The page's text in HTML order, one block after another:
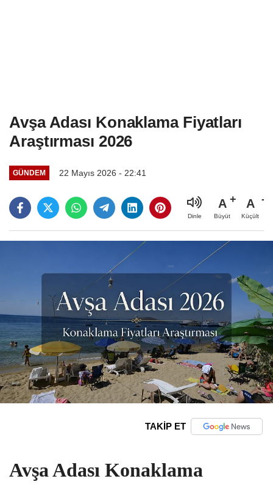
Avşa Adası Konaklama Fiyatları
Araştırması 2026
GÜNDEM 22 Mayıs 2026 - 22:41
Dinle
A
Büyüt
A
Küçült
TAKİP ET
Avşa Adası Konaklama